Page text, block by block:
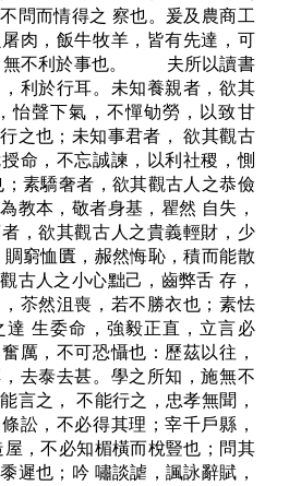
問而情得之 察也。爰及農商工
肉，飯牛牧羊，皆有先達，可
無不利於事也。 夫所以讀書
利於行耳。未知養親者，欲其
怡聲下氣，不憚劬勞，以致甘
之也；未知事君者， 欲其觀古
命，不忘誠諫，以利社稷，惻
素驕奢者，欲其觀古人之恭儉
教本，敬者身基，瞿然 自失，
，欲其觀古人之貴義輕財，少
窮恤匱，赧然悔恥，積而能散
古人之小心黜己，齒弊舌 存，
苶然沮喪，若不勝衣也；素怯
達 生委命，強毅正直，立言必
厲，不可恐懾也：歷茲以往，
去泰去甚。學之所知，施無不
言之， 不能行之，忠孝無聞，
訟，不必得其理；宰千戶縣，
，不必知楣橫而梲豎也；問其
遲也；吟 嘯談謔，諷詠辭賦，